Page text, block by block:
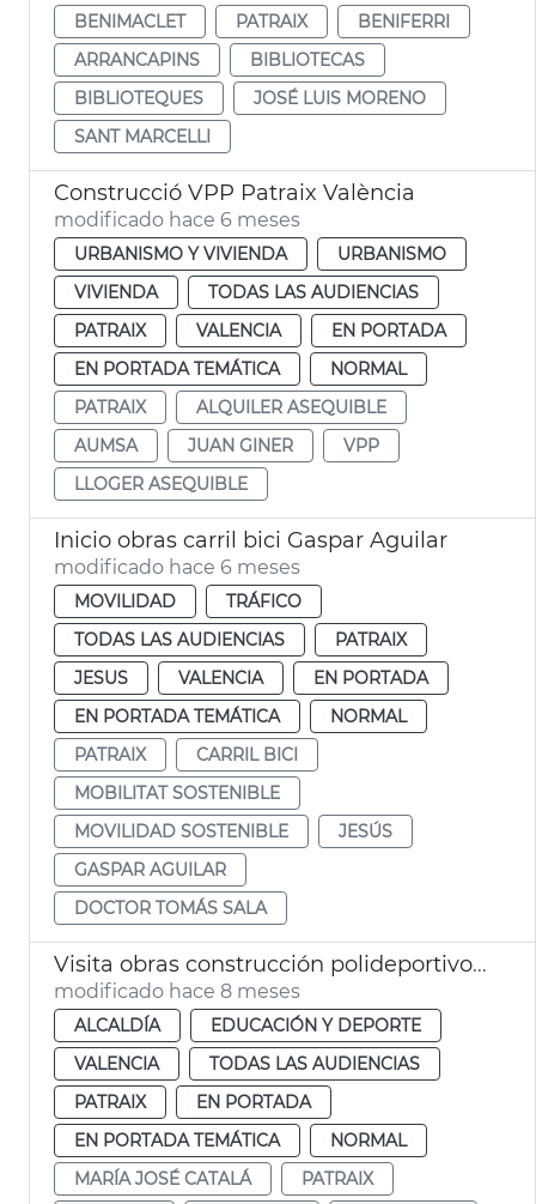
BENIMACLET PATRAIX
BENIFERRI
ARRANCAPINS
BIBLIOTECAS
BIBLIOTEQUES
JOSÉ LUIS MORENO
SANT MARCELLI
Construcció VPP Patraix València
modificado hace 6 meses
URBANISMO Y VIVIENDA
URBANISMO
VIVIENDA
TODAS LAS AUDIENCIAS
PATRAIX
VALENCIA
EN PORTADA
EN PORTADA TEMÁTICA
NORMAL
PATRAIX
ALQUILER ASEQUIBLE
AUMSA
JUAN GINER
VPP
LLOGER ASEQUIBLE
Inicio obras carril bici Gaspar Aguilar
modificado hace 6 meses
MOVILIDAD
TRÁFICO
TODAS LAS AUDIENCIAS
PATRAIX
JESUS
VALENCIA
EN PORTADA
EN PORTADA TEMÁTICA
NORMAL
PATRAIX
CARRIL BICI
MOBILITAT SOSTENIBLE
MOVILIDAD SOSTENIBLE
JESÚS
GASPAR AGUILAR
DOCTOR TOMÁS SALA
Visita obras construcción polideportivo Sant Isidre
modificado hace 8 meses
ALCALDÍA
EDUCACIÓN Y DEPORTE
VALENCIA
TODAS LAS AUDIENCIAS
PATRAIX
EN PORTADA
EN PORTADA TEMÁTICA
NORMAL
MARÍA JOSÉ CATALÁ
PATRAIX